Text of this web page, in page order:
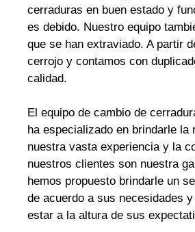
cerraduras en buen estado y
es debido. Nuestro equipo
que se han extraviado. A partir
cerrojo y contamos con
calidad.
El equipo de cambio de
ha especializado en brindarle la
nuestra vasta experiencia y la
nuestros clientes son nuestra
hemos propuesto brindarle un
de acuerdo a sus necesidades
estar a la altura de sus